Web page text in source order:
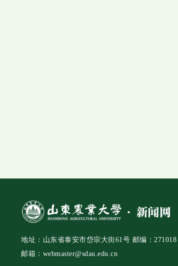
地址：山东省泰安市岱宗大街61号 邮编：271018
邮箱：webmaster@sdau.edu.cn